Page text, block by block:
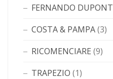
FERNANDO DUPONT
COSTA & PAMPA(3)
RICOMENCIARE (9)
TRAPEZIO (1)